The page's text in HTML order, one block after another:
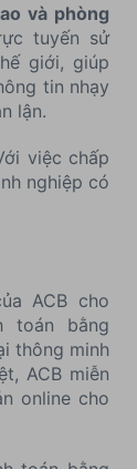
và phòng
tuyến sử
giới, giúp
tin nhạy
lận.
việc chấp
nghiệp có
ACB cho
toán bằng
thông minh
ACB miễn
online cho